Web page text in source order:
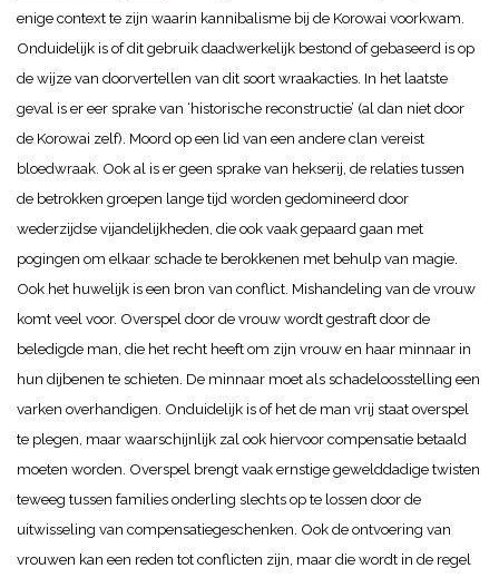
enige context te zijn waarin kannibalisme bij de Korowai voorkwam.
Onduidelijk is of dit gebruik daadwerkelijk bestond of gebaseerd is op
de wijze van doorvertellen van dit soort wraakacties. In het laatste
geval is er eer sprake van ‘historische reconstructie’ (al dan niet door
de Korowai zelf). Moord op een lid van een andere clan vereist
bloedwraak. Ook al is er geen sprake van hekserij, de relaties tussen
de betrokken groepen lange tijd worden gedomineerd door
wederzijdse vijandelijkheden, die ook vaak gepaard gaan met
pogingen om elkaar schade te berokkenen met behulp van magie.
Ook het huwelijk is een bron van conflict. Mishandeling van de vrouw
komt veel voor. Overspel door de vrouw wordt gestraft door de
beledigde man, die het recht heeft om zijn vrouw en haar minnaar in
hun dijbenen te schieten. De minnaar moet als schadeloosstelling een
varken overhandigen. Onduidelijk is of het de man vrij staat overspel
te plegen, maar waarschijnlijk zal ook hiervoor compensatie betaald
moeten worden. Overspel brengt vaak ernstige gewelddadige twisten
teweeg tussen families onderling slechts op te lossen door de
uitwisseling van compensatiegeschenken. Ook de ontvoering van
vrouwen kan een reden tot conflicten zijn, maar die wordt in de regel